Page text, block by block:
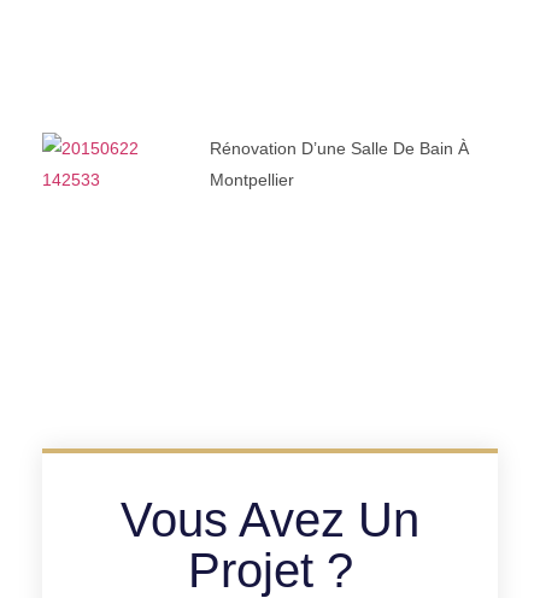
Rénovation D’une Salle De Bain À
Montpellier
Vous Avez Un
Projet ?